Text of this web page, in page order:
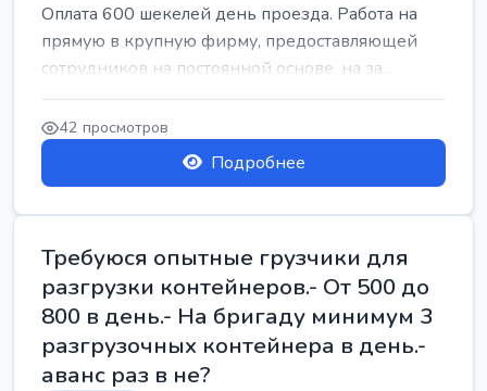
Оплата 600 шекелей день проезда. Работа на
прямую в крупную фирму, предоставляющей
сотрудников на постоянной основе, на за...
42 просмотров
Подробнее
Требуюся опытные грузчики для
разгрузки контейнеров.- От 500 до
800 в день.- На бригаду минимум 3
разгрузочных контейнера в день.-
аванс раз в не?